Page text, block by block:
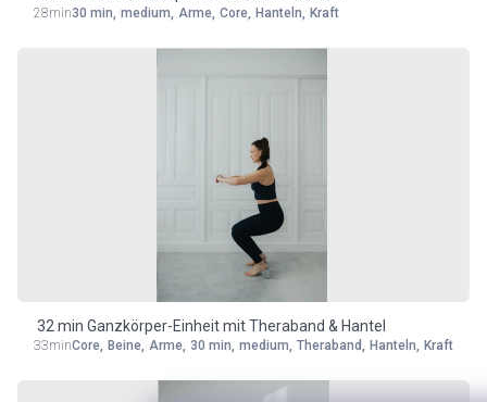
28min30 min, medium, Arme, Core, Hanteln, Kraft
32 min Ganzkörper-Einheit mit Theraband & Hantel
33minCore, Beine, Arme, 30 min, medium, Theraband, Hanteln, Kraft